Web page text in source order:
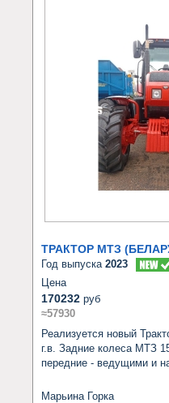
ТРАКТОР МТЗ
Год выпуска 2023
Цена
170232 руб
≈57930
Реализуется новый
г.в. Задние колеса МТЗ
передние - ведущими и
Марьина Горка